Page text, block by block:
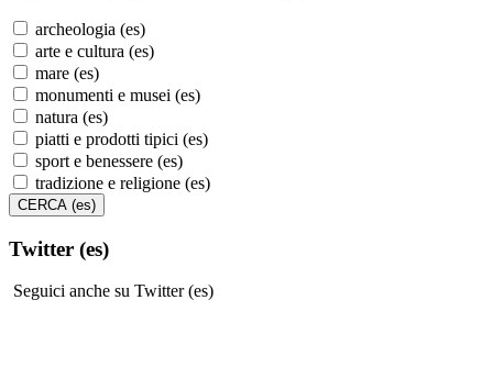
archeologia (es)
arte e cultura (es)
mare (es)
monumenti e musei (es)
natura (es)
piatti e prodotti tipici (es)
sport e benessere (es)
tradizione e religione (es)
Twitter (es)
Seguici anche su Twitter (es)